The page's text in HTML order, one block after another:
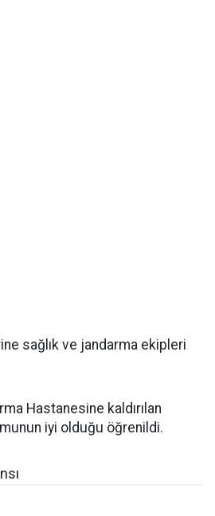
sağlık ve jandarma ekipleri
Hastanesine kaldırılan
iyi olduğu öğrenildi.